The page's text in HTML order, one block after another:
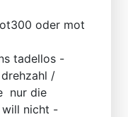
oder mot
tadellos -
/
nur die
will nicht -